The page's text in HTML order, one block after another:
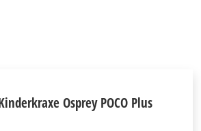
Osprey POCO Plus